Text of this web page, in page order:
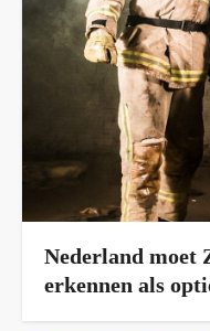
Nederland moet
erkennen als